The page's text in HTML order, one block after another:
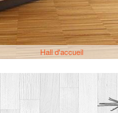
Hall d'accueil